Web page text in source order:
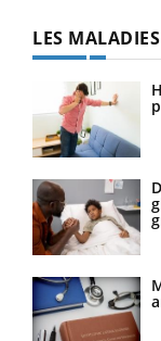
LES MALADIES